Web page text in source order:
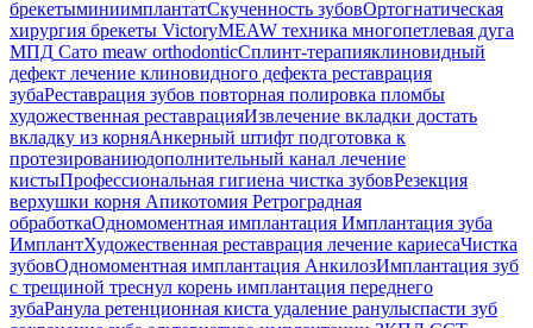
брекетыминиимплантатСкученность зубовОртогнатическая
хирургия брекеты VictoryMEAW техника многопетлевая дуга
МПД Сато meaw orthodonticСплинт-терапияклиновидный
дефект лечение клиновидного дефекта реставрация
зубаРеставрация зубов повторная полировка пломбы
художественная реставрацияИзвлечение вкладки достать
вкладку из корняАнкерный штифт подготовка к
протезированиюдополнительный канал лечение
кистыПрофессиональная гигиена чистка зубовРезекция
верхушки корня Апикотомия Ретроградная
обработкаОдномоментная имплантация Имплантация зуба
ИмплантХудожественная реставрация лечение кариесаЧистка
зубовОдномоментная имплантация АнкилозИмплантация зуб
с трещиной треснул корень имплантация переднего
зубаРанула ретенционная киста удаление ранулыспасти зуб